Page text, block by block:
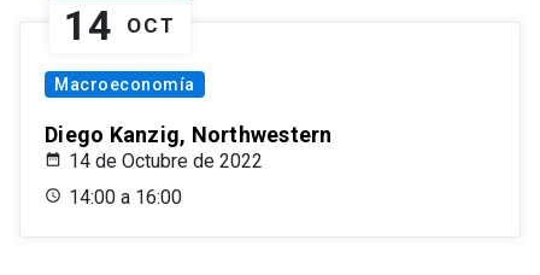
14 OCT
Macroeconomía
Diego Kanzig, Northwestern
14 de Octubre de 2022
14:00 a 16:00